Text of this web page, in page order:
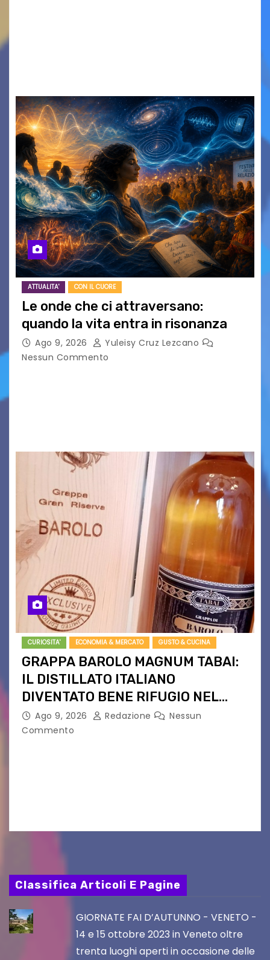
ATTUALITA' CON IL CUORE
Le onde che ci attraversano:
quando la vita entra in risonanza
Ago 9, 2026
Yuleisy Cruz Lezcano
Nessun Commento
CURIOSITA' ECONOMIA & MERCATO GUSTO & CUCINA
GRAPPA BAROLO MAGNUM TABAI:
IL DISTILLATO ITALIANO
DIVENTATO BENE RIFUGIO NEL
NORD EUROPA
Ago 9, 2026 Redazione
Nessun
Commento
Classifica Articoli E Pagine
GIORNATE FAI D’AUTUNNO - VENETO -
14 e 15 ottobre 2023 in Veneto oltre
trenta luoghi aperti in occasione delle